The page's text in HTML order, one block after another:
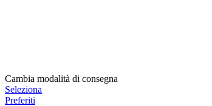
Cambia modalità di consegna
Seleziona
Preferiti